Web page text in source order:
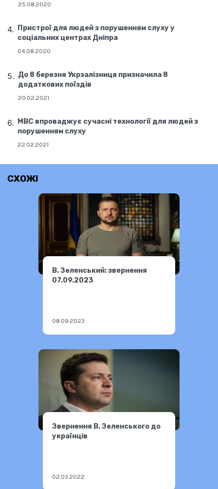
25.08.2020
Пристрої для людей з порушенням слуху у
соціальних центрах Дніпра
04.08.2020
До 8 березня Укрзалізниця призначила 8
додаткових поїздів
20.02.2021
МВС впроваджує сучасні технології для людей з
порушенням слуху
22.02.2021
СХОЖІ
В. Зеленський: звернення
07.09.2023
08.09.2023
Звернення В. Зеленського до
українців
02.03.2022